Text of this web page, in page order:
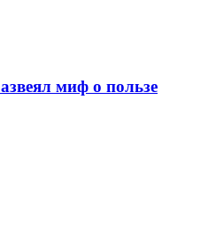
миф о пользе